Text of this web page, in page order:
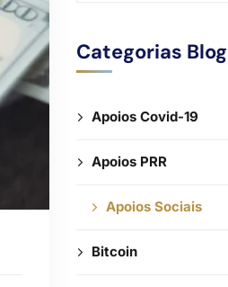
Categorias Blog
Apoios Covid-19
Apoios PRR
Apoios Sociais
Bitcoin